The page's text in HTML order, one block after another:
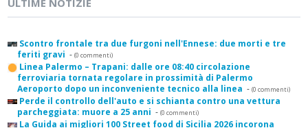
Scontro frontale tra due furgoni nell'Ennese: due morti e tre
feriti gravi - (0 commenti)
Linea Palermo – Trapani: dalle ore 08:40 circolazione
ferroviaria tornata regolare in prossimità di Palermo
Aeroporto dopo un inconveniente tecnico alla linea - (0 commenti)
Perde il controllo dell'auto e si schianta contro una vettura
parcheggiata: muore a 25 anni - (0 commenti)
La Guida ai migliori 100 Street food di Sicilia 2026 incorona